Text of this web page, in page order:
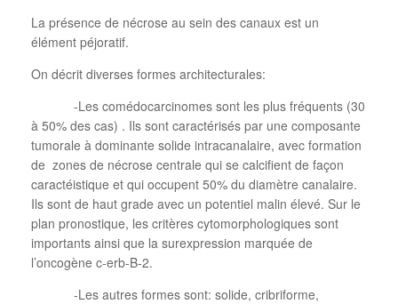
La présence de nécrose au sein des canaux est un
élément péjoratif.
On décrit diverses formes architecturales:
-Les comédocarcinomes sont les plus fréquents (30
à 50% des cas) . Ils sont caractérisés par une composante
tumorale à dominante solide intracanalaire, avec formation
de zones de nécrose centrale qui se calcifient de façon
caractéistique et qui occupent 50% du diamètre canalaire.
Ils sont de haut grade avec un potentiel malin élevé. Sur le
plan pronostique, les critères cytomorphologiques sont
importants ainsi que la surexpression marquée de
l’oncogène c-erb-B-2.
-Les autres formes sont: solide, cribriforme,